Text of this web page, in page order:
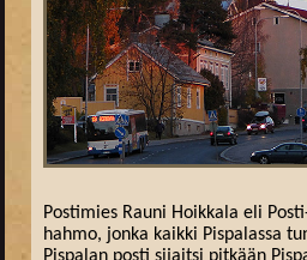
Postimies Rauni Hoikkala eli
hahmo, jonka kaikki Pispalassa